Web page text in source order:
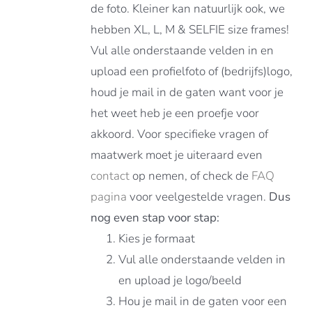
de foto. Kleiner kan natuurlijk ook, we
hebben XL, L, M & SELFIE size frames!
Vul alle onderstaande velden in en
upload een profielfoto of (bedrijfs)logo,
houd je mail in de gaten want voor je
het weet heb je een proefje voor
akkoord. Voor specifieke vragen of
maatwerk moet je uiteraard even
contactop nemen, of check de FAQ
pagina voor veelgestelde vragen. Dus
nog even stap voor stap:
Kies je formaat
Vul alle onderstaande velden in
en upload je logo/beeld
Hou je mail in de gaten voor een